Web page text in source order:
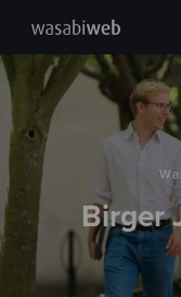
Birger